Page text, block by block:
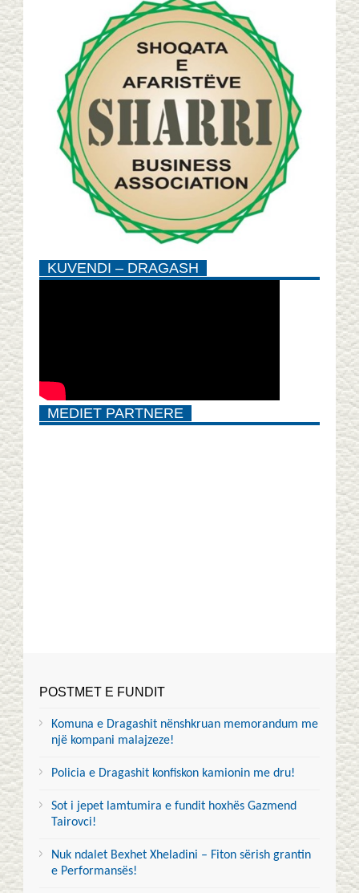
KUVENDI – DRAGASH
MEDIET PARTNERE
POSTMET E FUNDIT
Komuna e Dragashit nënshkruan memorandum me
një kompani malajzeze!
Policia e Dragashit konfiskon kamionin me dru!
Sot i jepet lamtumira e fundit hoxhës Gazmend
Tairovci!
Nuk ndalet Bexhet Xheladini – Fiton sërish grantin
e Performansës!